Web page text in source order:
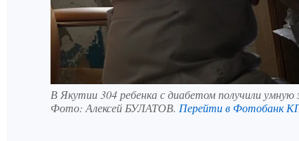
В Якутии 304 ребенка с диабетом получили
Фото: Алексей БУЛАТОВ. Перейти в Фотобанк